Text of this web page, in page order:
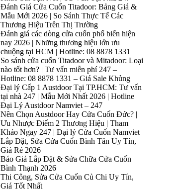
Đánh Giá Cửa Cuốn Titadoor: Bảng Giá &
Mẫu Mới 2026 | So Sánh Thực Tế Các
Thương Hiệu Trên Thị Trường
Đánh giá các dòng cửa cuốn phổ biến hiện
nay 2026 | Những thương hiệu lớn ưu
chuộng tại HCM | Hotline: 08 8878 1331
So sánh cửa cuốn Titadoor và Mitadoor: Loại
nào tốt hơn? | Tư vấn miễn phí 247 –
Hotline: 08 8878 1331 – Giá Sale Khủng
Đại lý Cấp 1 Austdoor Tại TP.HCM: Tư vấn
tại nhà 247 | Mẫu Mới Nhất 2026 | Hotline
Đại Lý Austdoor Namviet – 247
Nên Chọn Austdoor Hay Cửa Cuốn Đức? |
Ưu Nhược Điểm 2 Thương Hiệu | Tham
Khảo Ngay 247 | Đại lý Cửa Cuốn Namviet
Lắp Đặt, Sửa Cửa Cuốn Bình Tân Uy Tín,
Giá Rẻ 2026
Báo Giá Lắp Đặt & Sửa Chữa Cửa Cuốn
Bình Thạnh 2026
Thi Công, Sửa Cửa Cuốn Củ Chi Uy Tín,
Giá Tốt Nhất